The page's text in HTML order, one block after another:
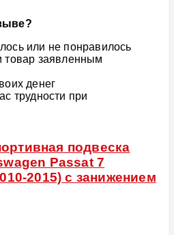
или не понравилось
товар заявленным
денег
трудности при
подвеска
Passat 7
2015) с занижением